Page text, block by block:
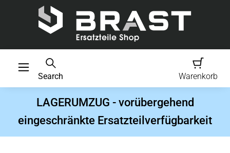
Search Warenkorb
LAGERUMZUG - vorübergehend
eingeschränkte Ersatzteilverfügbarkeit